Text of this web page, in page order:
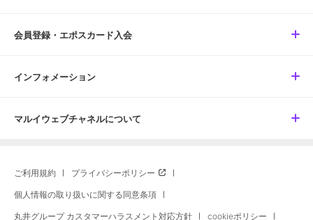
会員登録・エポスカード入会
インフォメーション
マルイウェブチャネルについて
ご利用規約 プライバシーポリシー
個人情報の取り扱いに関する同意条項
丸井グループ カスタマーハラスメント対応方針 cookieポリシー